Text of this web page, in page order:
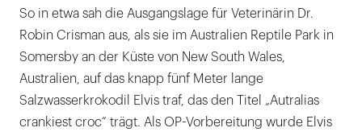
So in etwa sah die Ausgangslage für Veterinärin Dr.
Robin Crisman aus, als sie im Australien Reptile Park in
Somersby an der Küste von New South Wales,
Australien, auf das knapp fünf Meter lange
Salzwasserkrokodil Elvis traf, das den Titel „Autralias
crankiest croc“ trägt. Als OP-Vorbereitung wurde Elvis